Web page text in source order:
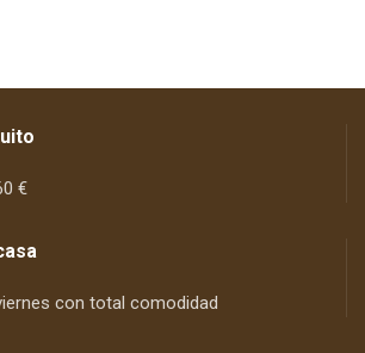
€
con total comodidad